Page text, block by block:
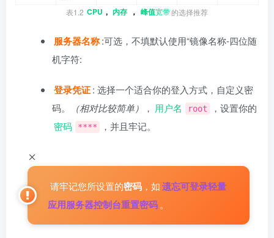
表1.2 CPU , 内存 ， 峰值宽带 的选择推荐
服务器名称:可选，不填默认使用“镜像名称-四位随
机字符:
登录凭证: 选择一个适合你的登入方式，自定义密
码。
（相对比较简单） ， 用户名 root
，设置你的
密码
**** ，并且牢记。
请牢记您所设置的密码 ，如遗忘可登录轻量
应用服务器控制台重置密码 。